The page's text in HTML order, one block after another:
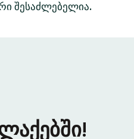
შესაძლებელია.